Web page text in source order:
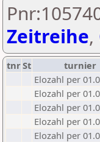
Zeitreihe,
tnrSt turnier
Elozahl per
Elozahl per
Elozahl per
Elozahl per
Elozahl per